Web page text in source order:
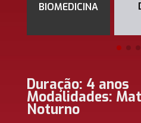
BIOMEDICINA
Duração: 4 anos
Modalidades:
Noturno